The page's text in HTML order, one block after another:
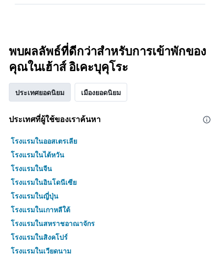
พบผลลัพธ์ที่ดีกว่าสำหรับการเข้าพักของ
คุณในเฮ้าส์ อิเคะบุคุโระ
ประเทศยอดนิยม เมืองยอดนิยม
ประเทศที่ผู้ใช้ของเราค้นหา
โรงแรมในออสเตรเลีย
โรงแรมในไต้หวัน
โรงแรมในจีน
โรงแรมในอินโดนีเซีย
โรงแรมในญี่ปุ่น
โรงแรมในเกาหลีใต้
โรงแรมในสหราชอาณาจักร
โรงแรมในสิงคโปร์
โรงแรมในเวียดนาม